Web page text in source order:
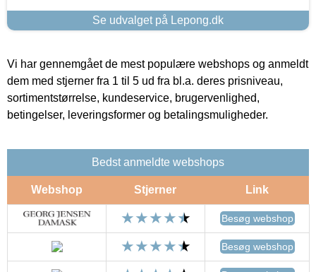
Se udvalget på Lepong.dk
Vi har gennemgået de mest populære webshops og anmeldt
dem med stjerner fra 1 til 5 ud fra bl.a. deres prisniveau,
sortimentstørrelse, kundeservice, brugervenlighed,
betingelser, leveringsformer og betalingsmuligheder.
Bedst anmeldte webshops
Webshop Stjerner Link
Besøg webshop
Besøg webshop